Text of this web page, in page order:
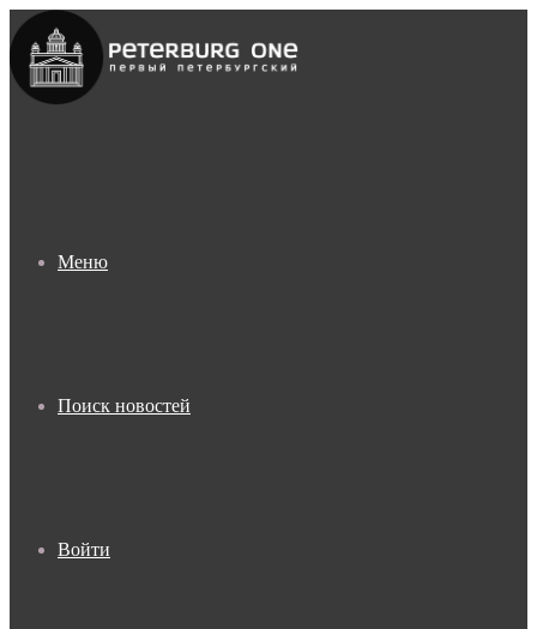
Меню
Поиск новостей
Войти